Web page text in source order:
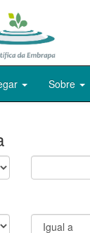
Sobre